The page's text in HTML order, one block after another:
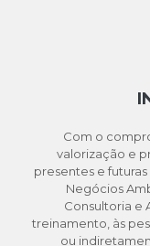
Licenciamento de
Logística reversa
Logística reversa para
Logistica reversa cetesb
Logística reversa
Com o
valorização e
presentes e futuras
Negócios
Consultoria e
treinamento, às
ou